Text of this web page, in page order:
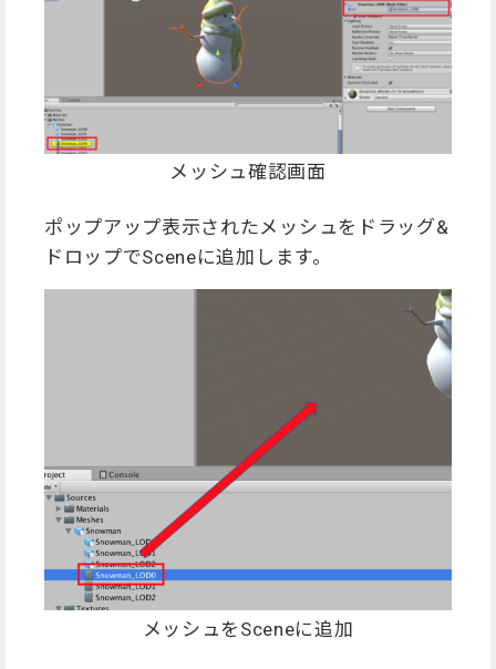
メッシュ確認画面
ポップアップ表示されたメッシュをドラッグ&
ドロップでSceneに追加します。
メッシュをSceneに追加